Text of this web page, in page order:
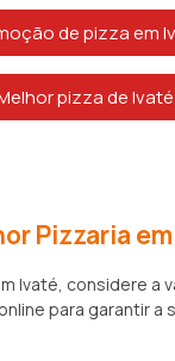
de pizza em
pizza de Ivaté
Pizzaria
Ivaté, considere a
para garantir a